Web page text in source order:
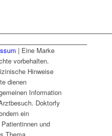
| Eine Marke
vorbehalten.
Hinweise
dienen
Information
Doktorfy
ein
und